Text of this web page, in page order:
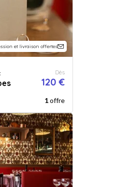
et livraison offertes
Dès
120 €
1offre